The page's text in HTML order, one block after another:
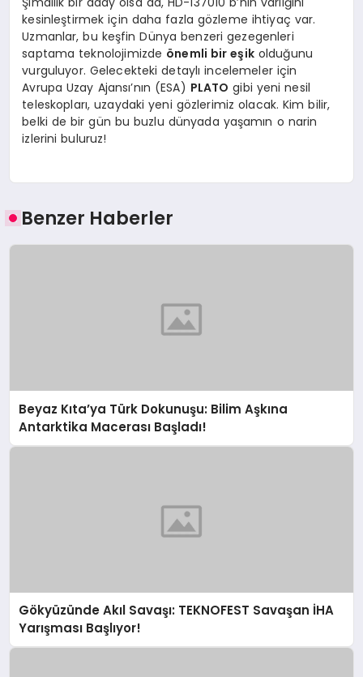
kesinleştirmek için daha fazla gözleme ihtiyaç var.
Uzmanlar, bu keşfin Dünya benzeri gezegenleri
saptama teknolojimizde önemli bir eşikolduğunu
vurguluyor. Gelecekteki detaylı incelemeler için
Avrupa Uzay Ajansı’nın (ESA) PLATO gibi yeni nesil
teleskopları, uzaydaki yeni gözlerimiz olacak. Kim bilir,
belki de bir gün bu buzlu dünyada yaşamın o narin
izlerini buluruz!
Benzer Haberler
Beyaz Kıta’ya Türk Dokunuşu: Bilim Aşkına
Antarktika Macerası Başladı!
Gökyüzünde Akıl Savaşı: TEKNOFEST Savaşan İHA
Yarışması Başlıyor!